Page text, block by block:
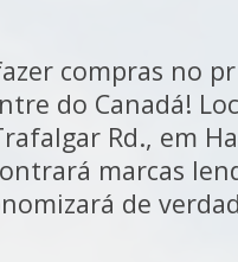
compras no
do Canadá!
Rd., em
marcas
de